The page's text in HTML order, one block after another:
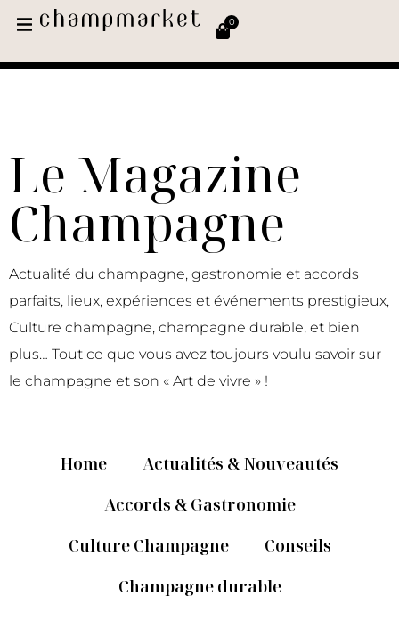
0
Le Magazine
Champagne
Actualité du champagne, gastronomie et accords
parfaits, lieux, expériences et événements prestigieux,
Culture champagne, champagne durable, et bien
plus… Tout ce que vous avez toujours voulu savoir sur
le champagne et son « Art de vivre » !
Home
Actualités & Nouveautés
Accords & Gastronomie
Culture Champagne
Conseils
Champagne durable